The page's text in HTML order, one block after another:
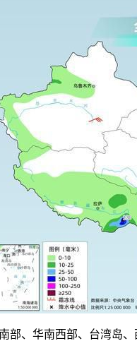
、华南西部、台湾岛、